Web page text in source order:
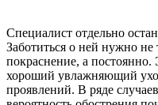
Специалист отдельно
Заботиться о ней нужно не
покраснение, а
хороший увлажняющий
проявлений. В ряде